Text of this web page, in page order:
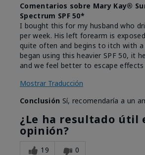
Comentarios sobre Mary Kay®
Spectrum SPF 50*
I bought this for my husband who
per week. His left forearm is
quite often and begins to itch with a
began using this heavier SPF 50, it
and we feel better to escape effects
Mostrar Traducción
Conclusión Sí, recomendaría a un
¿Le ha resultado útil
opinión?
19 0